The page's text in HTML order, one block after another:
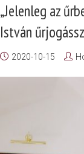
„Jelenleg az
István
2020-10-15